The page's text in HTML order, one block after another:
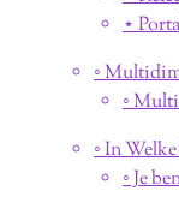
⋆
◦
◦
◦ In
◦ Je